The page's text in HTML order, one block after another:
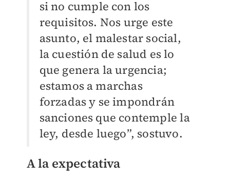
si no cumple con los
requisitos. Nos urge este
asunto, el malestar social,
la cuestión de salud es lo
que genera la urgencia;
estamos a marchas
forzadas y se impondrán
sanciones que contemple la
ley, desde luego”, sostuvo.
A la expectativa